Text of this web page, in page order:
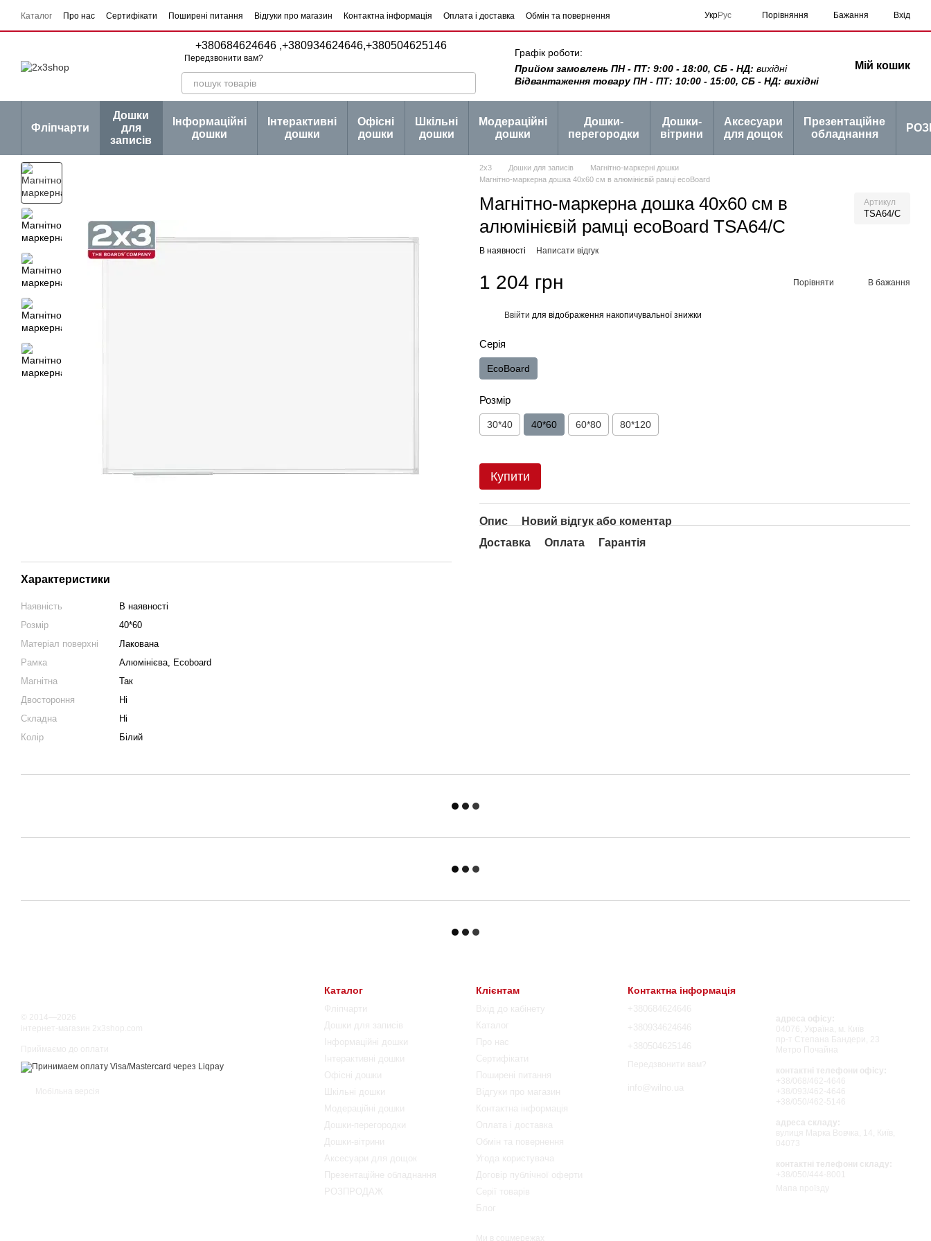
Перейти до основного контенту
Каталог Про нас Сертифікати Поширені питання Відгуки про магазин Контактна інформація Оплата і доставка
Обмін та повернення
Угода користувача
Договір публічної оферти Серії товарів Блог
УкрРус Порівняння Бажання Вхід
+380684624646 ,+380934624646,+380504625146
Передзвонити вам?
Графік роботи:
Прийом замовлень ПН - ПТ: 9:00 - 18:00, СБ - НД: вихідні
Відвантаження товару ПН - ПТ: 10:00 - 15:00, СБ - НД: вихідні
Мій кошик
Фліпчарти
Дошки
для
записів
Інформаційні
дошки
Інтерактивні
дошки
Офісні
дошки
Шкільні
дошки
Модераційні
дошки
Дошки-
перегородки
Дошки-
вітрини
Аксесуари
для дощок
Презентаційне
обладнання
Характеристики
Наявність
В наявності
Розмір
40*60
Матеріал поверхні
Лакована
Рамка
Алюмінієва, Ecoboard
Магнітна
Так
Двостороння
Ні
Складна
Ні
Колір
Білий
2х3 Дошки для записів
Магнітно-маркерні дошки
Магнітно-маркерна дошка 40x60 см в алюмінієвій рамці ecoBoard
Магнітно-маркерна дошка 40x60 см в
алюмінієвій рамці ecoBoard TSA64/C
Артикул
TSA64/C
В наявності Написати відгук
1 204 грн Порівняти В бажання
Ввійти для відображення накопичувальної знижки
Серія
EcoBoard
Розмір
30*40 40*60 60*80 80*120
Купити
Опис
Новий відгук або коментар
Доставка
Оплата Гарантія
© 2014—2026
інтернет-магазин 2x3shop.com
Приймаємо до оплати
Мобільна версія
Каталог
Фліпчарти
Дошки для записів
Інформаційні дошки
Інтерактивні дошки
Офісні дошки
Шкільні дошки
Модераційні дошки
Дошки-перегородки
Дошки-вітрини
Аксесуари для дощок
Презентаційне обладнання
РОЗПРОДАЖ
Клієнтам
Вхід до кабінету
Каталог
Про нас
Сертифікати
Поширені питання
Відгуки про магазин
Контактна інформація
Оплата і доставка
Обмін та повернення
Угода користувача
Договір публічної оферти
Серії товарів
Блог
Ми в соцмережах
Контактна інформація
+380684624646
+380934624646
+380504625146
Передзвонити вам?
info@wilno.ua
адреса офісу:
04076, Україна, м. Київ
пр-т Степана Бандери, 23
Метро Почайна
контактні телефони офісу:
+38/068/462-4646
+38/093/462-4646
+38/050/462-5146
адреса складу:
вулиця Марка Вовчка, 14, Київ,
04073
контактні телефони складу:
+38/050/444-8001
Мапа проїзду